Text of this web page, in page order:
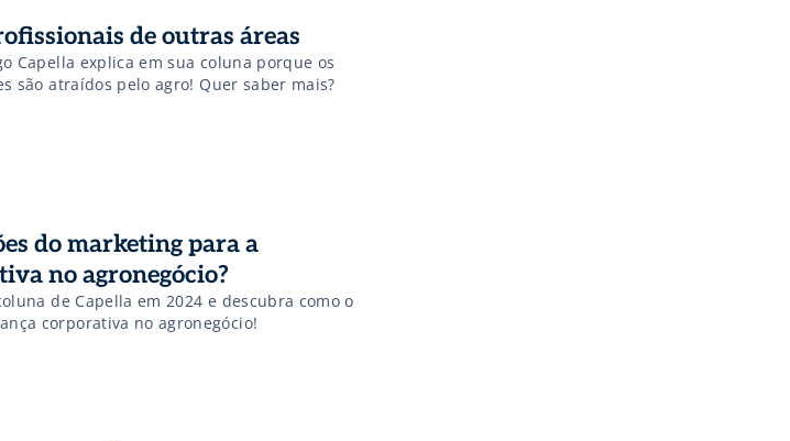
de outras áreas
Capella explica em sua coluna porque os
são atraídos pelo agro! Quer saber mais?
do marketing para a
no agronegócio?
de Capella em 2024 e descubra como o
corporativa no agronegócio!